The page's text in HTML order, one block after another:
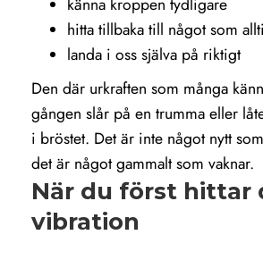
hitta tillbaka till något som
landa i oss själva på riktigt
Den där urkraften som många
gången slår på en trumma eller
i bröstet. Det är inte något nytt
det är något gammalt som vaknar.
När du först hittar
vibration